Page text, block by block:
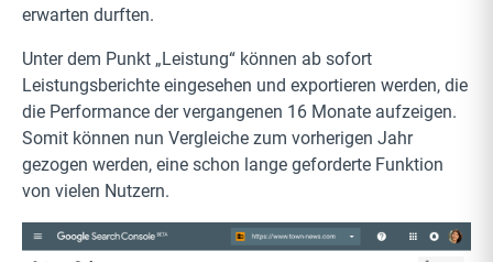
erwarten durften.
Unter dem Punkt „Leistung“ können ab sofort
Leistungsberichte eingesehen und exportieren werden, die
die Performance der vergangenen 16 Monate aufzeigen.
Somit können nun Vergleiche zum vorherigen Jahr
gezogen werden, eine schon lange geforderte Funktion
von vielen Nutzern.